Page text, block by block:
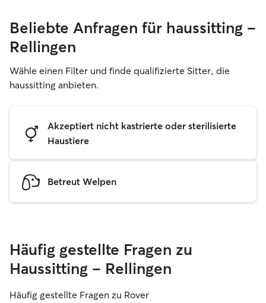
Beliebte Anfragen für haussitting –
Rellingen
Wähle einen Filter und finde qualifizierte Sitter, die
haussitting anbieten.
Akzeptiert nicht kastrierte oder sterilisierte
Haustiere
Betreut Welpen
Häufig gestellte Fragen zu
Haussitting – Rellingen
Häufig gestellte Fragen zu Rover